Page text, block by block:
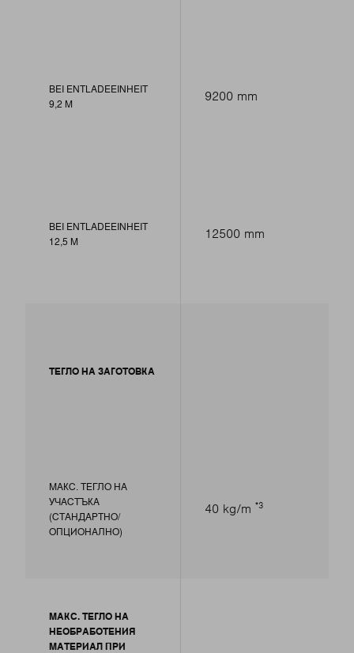
BEI ENTLADEEINHEIT
9,2 M
BEI ENTLADEEINHEIT
12,5 M
ТЕГЛО НА ЗАГОТОВКА
МАКС. ТЕГЛО НА
УЧАСТЪКА
(СТАНДАРТНО/
ОПЦИОНАЛНО)
МАКС. ТЕГЛО НА
НЕОБРАБОТЕНИЯ
МАТЕРИАЛ ПРИ
9200 mm
12500 mm
40 kg/m 3